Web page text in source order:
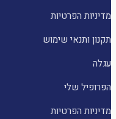
מדיניות הפרטיות
תקנון ותנאי שימוש
עגלה
הפרופיל שלי
מדיניות הפרטיות